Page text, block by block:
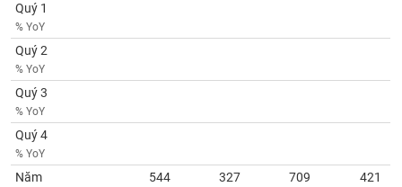
Quý 1
% YoY
Quý 2
% YoY
Quý 3
% YoY
Quý 4
% YoY
Năm 544 327 709 421
Truyền
thông
tài
chính
Dữ
liệu